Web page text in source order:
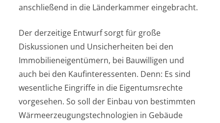
anschließend in die Länderkammer eingebracht.
Der derzeitige Entwurf sorgt für große
Diskussionen und Unsicherheiten bei den
Immobilieneigentümern, bei Bauwilligen und
auch bei den Kaufinteressenten. Denn: Es sind
wesentliche Eingriffe in die Eigentumsrechte
vorgesehen. So soll der Einbau von bestimmten
Wärmeerzeugungstechnologien in Gebäude